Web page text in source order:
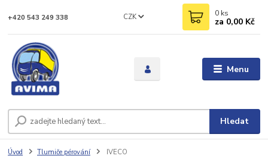
Menu
CZK
Hledat
+420 543 249 338 0 ks
za 0,00 Kč
Úvod Tlumiče pérování IVECO